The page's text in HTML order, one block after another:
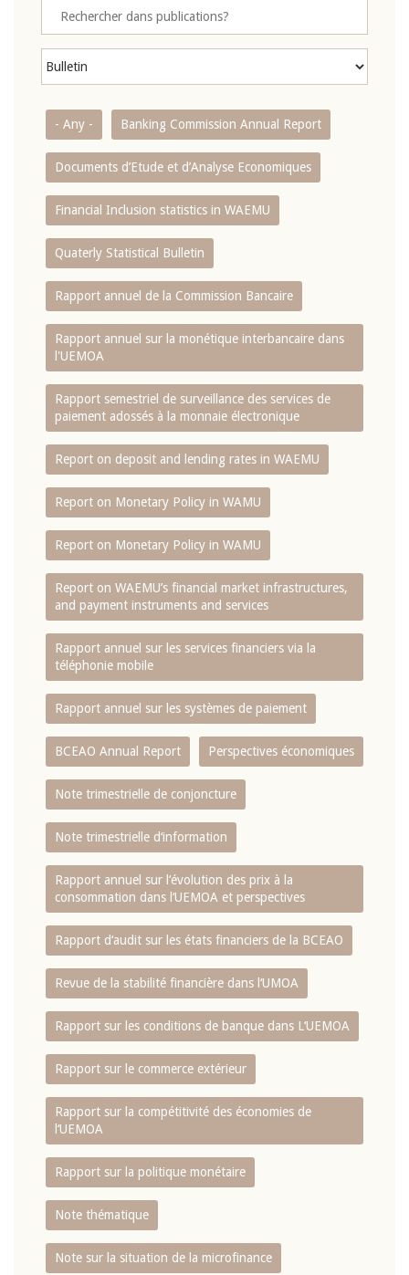
- Any - Banking Commission Annual Report
Documents d’Etude et d’Analyse Economiques
Financial Inclusion statistics in WAEMU
Quaterly Statistical Bulletin
Rapport annuel de la Commission Bancaire
Rapport annuel sur la monétique interbancaire dans
l'UEMOA
Rapport semestriel de surveillance des services de
paiement adossés à la monnaie électronique
Report on deposit and lending rates in WAEMU
Report on Monetary Policy in WAMU
Report on Monetary Policy in WAMU
Report on WAEMU’s financial market infrastructures,
and payment instruments and services
Rapport annuel sur les services financiers via la
téléphonie mobile
Rapport annuel sur les systèmes de paiement
BCEAO Annual Report Perspectives économiques
Note trimestrielle de conjoncture
Note trimestrielle d‘information
Rapport annuel sur l‘évolution des prix à la
consommation dans l‘UEMOA et perspectives
Rapport d‘audit sur les états financiers de la BCEAO
Revue de la stabilité financière dans l‘UMOA
Rapport sur les conditions de banque dans L‘UEMOA
Rapport sur le commerce extérieur
Rapport sur la compétitivité des économies de
l‘UEMOA
Rapport sur la politique monétaire
Note thématique
Note sur la situation de la microfinance